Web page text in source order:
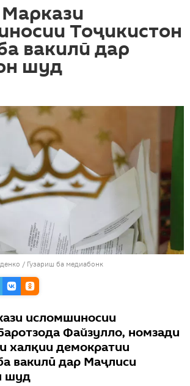
Тоҷикистон
вакилӣ дар
шуд
/ Гузариш ба медиабонк
исломшиносии
Файзулло, номзади
халқии демократии
вакилӣ дар Маҷлиси
шуд